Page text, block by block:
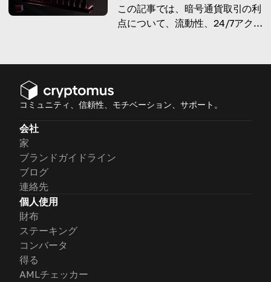
この記事では、暗号通貨取引の利
点について、流動性、24/7アク
コミュニティ、信頼性、モチベーション、サポート。
会社
家
ブランドガイドライン
ブログ
連絡先
個人使用
財布
ステーキング
コンバータ
得る
AMLチェッカー